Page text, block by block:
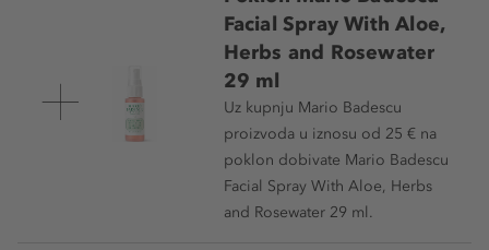
Facial Spray With Aloe,
Herbs and Rosewater
29 ml
Uz kupnju Mario Badescu
proizvoda u iznosu od 25 € na
poklon dobivate Mario Badescu
Facial Spray With Aloe, Herbs
and Rosewater 29 ml.